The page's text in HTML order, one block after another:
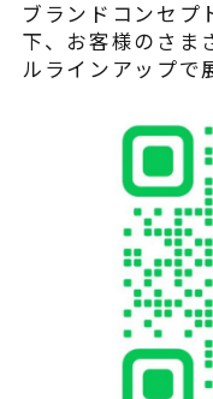
ブランドコンセ
下、お客様のさま
ルラインアップで